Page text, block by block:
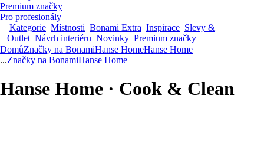
Premium značky
Pro profesionály
Kategorie Místnosti Bonami Extra Inspirace Slevy &
Outlet Návrh interiéru Novinky Premium značky
DomůZnačky na BonamiHanse HomeHanse Home
...Značky na BonamiHanse Home
Hanse Home · Cook & Clean